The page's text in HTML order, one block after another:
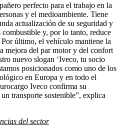
perfecto para el trabajo en la
y el medioambiente. Tiene
actualización de su seguridad y
y, por lo tanto, reduce
último, el vehículo mantiene la
mejora del par motor y del confort
nuevo slogan ‘Iveco, tu socio
posicionados como uno de los
en Europa y en todo el
Iveco confirma su
transporte sostenible”, explica
del sector